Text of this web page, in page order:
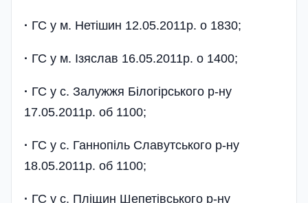
· ГС у м. Нетішин 12.05.2011р. о 1830;
· ГС у м. Ізяслав 16.05.2011р. о 1400;
· ГС у с. Залужжя Білогірського р-ну
17.05.2011р. об 1100;
· ГС у с. Ганнопіль Славутського р-ну
18.05.2011р. об 1100;
· ГС у с. Пліщин Шепетівського р-ну